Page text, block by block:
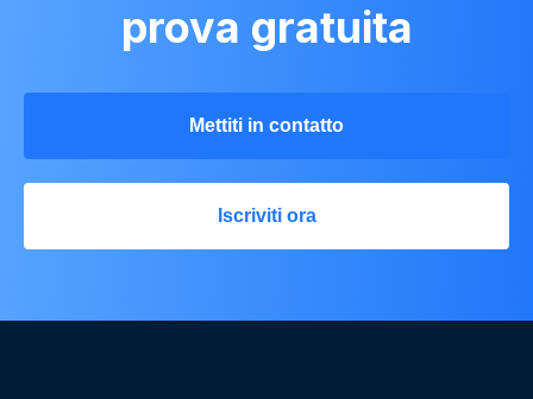
prova gratuita
Mettiti in contatto
Iscriviti ora